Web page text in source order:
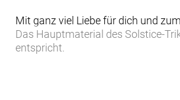
Mit ganz viel Liebe für dich und
Das Hauptmaterial des Solstice-
entspricht.
Die weichen, atmungsaktiven